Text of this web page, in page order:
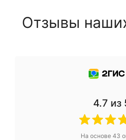
Отзывы
4.7 из
На основе 43